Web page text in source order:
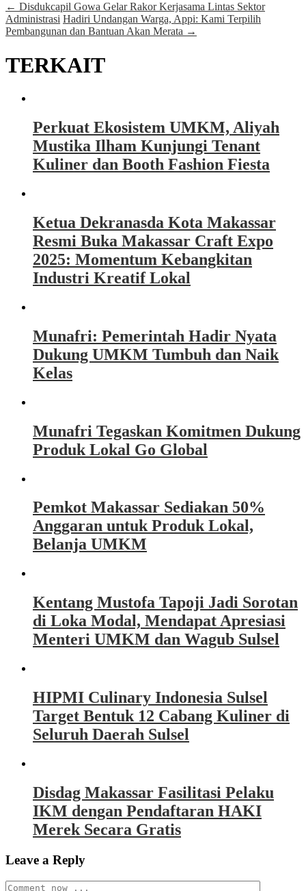
← Disdukcapil Gowa Gelar Rakor Kerjasama Lintas Sektor
Administrasi Hadiri Undangan Warga, Appi: Kami Terpilih
Pembangunan dan Bantuan Akan Merata →
TERKAIT
Perkuat Ekosistem UMKM, Aliyah
Mustika Ilham Kunjungi Tenant
Kuliner dan Booth Fashion Fiesta
Ketua Dekranasda Kota Makassar
Resmi Buka Makassar Craft Expo
2025: Momentum Kebangkitan
Industri Kreatif Lokal
Munafri: Pemerintah Hadir Nyata
Dukung UMKM Tumbuh dan Naik
Kelas
Munafri Tegaskan Komitmen Dukung
Produk Lokal Go Global
Pemkot Makassar Sediakan 50%
Anggaran untuk Produk Lokal,
Belanja UMKM
Kentang Mustofa Tapoji Jadi Sorotan
di Loka Modal, Mendapat Apresiasi
Menteri UMKM dan Wagub Sulsel
HIPMI Culinary Indonesia Sulsel
Target Bentuk 12 Cabang Kuliner di
Seluruh Daerah Sulsel
Disdag Makassar Fasilitasi Pelaku
IKM dengan Pendaftaran HAKI
Merek Secara Gratis
Leave a Reply